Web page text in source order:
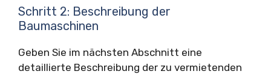
Schritt 2: Beschreibung der
Baumaschinen
Geben Sie im nächsten Abschnitt eine
detaillierte Beschreibung der zu vermietenden